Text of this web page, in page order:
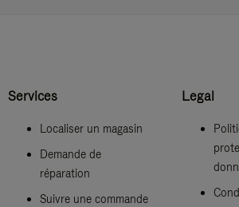
Services
Localiser un magasin
Demande de
réparation
Suivre une commande
Legal